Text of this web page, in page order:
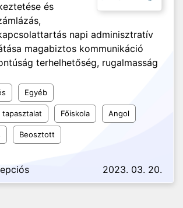
és
napi adminisztratív
magabiztos kommunikáció
terhelhetőség, rugalmasság
Egyéb
tapasztalat Főiskola Angol
Beosztott
2023. 03. 20.